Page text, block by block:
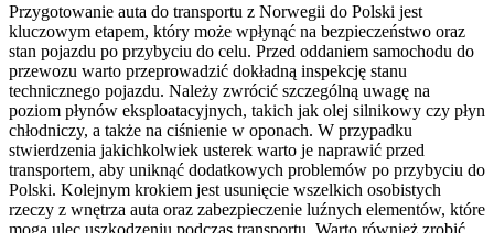
Przygotowanie auta do transportu z Norwegii do Polski jest
kluczowym etapem, który może wpłynąć na bezpieczeństwo oraz
stan pojazdu po przybyciu do celu. Przed oddaniem samochodu do
przewozu warto przeprowadzić dokładną inspekcję stanu
technicznego pojazdu. Należy zwrócić szczególną uwagę na
poziom płynów eksploatacyjnych, takich jak olej silnikowy czy płyn
chłodniczy, a także na ciśnienie w oponach. W przypadku
stwierdzenia jakichkolwiek usterek warto je naprawić przed
transportem, aby uniknąć dodatkowych problemów po przybyciu do
Polski. Kolejnym krokiem jest usunięcie wszelkich osobistych
rzeczy z wnętrza auta oraz zabezpieczenie luźnych elementów, które
mogą ulec uszkodzeniu podczas transportu. Warto również zrobić